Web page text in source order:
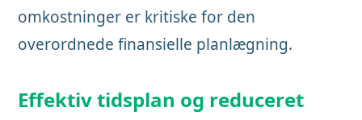
omkostninger er kritiske for den
overordnede finansielle planlægning.
Effektiv tidsplan og reduceret